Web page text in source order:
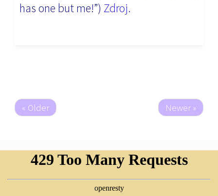
has one but me!”) Zdroj.
« Older Newer »